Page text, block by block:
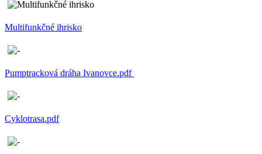
Multifunkčné ihrisko
Pumptracková dráha Ivanovce.pdf
Cyklotrasa.pdf